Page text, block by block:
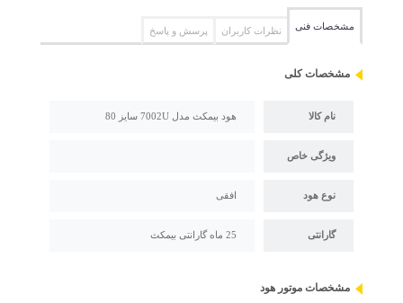
مشخصات فنی نظرات کاربران پرسش و پاسخ
مشخصات کلی
نام کالا هود بیمکث مدل 7002U سایز 80
ویژگی خاص
نوع هود افقی
گارانتی 25 ماه گارانتی بیمکث
مشخصات موتور هود